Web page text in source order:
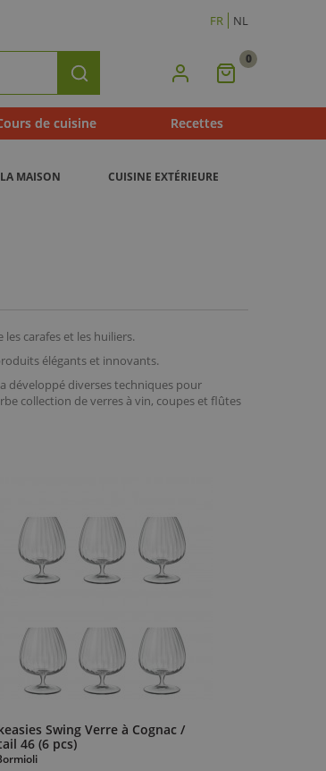
FR NL
Rechercher Mon
0
de cuisine Recettes
LA MAISON CUISINE EXTÉRIEURE
carafes et les huiliers.
élégants et innovants.
développé diverses techniques pour
collection de verres à vin, coupes et flûtes
Swing Verre à Cognac /
46 (6 pcs)